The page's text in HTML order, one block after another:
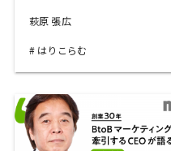
萩原 張広
はりこらむ